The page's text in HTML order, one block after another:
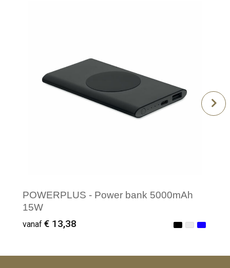
POWERPLUS - Power bank 5000mAh
15W
vanaf € 13,38